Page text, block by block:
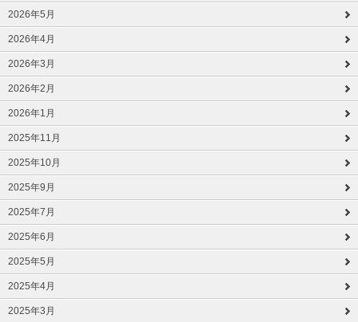
2026年5月
2026年4月
2026年3月
2026年2月
2026年1月
2025年11月
2025年10月
2025年9月
2025年7月
2025年6月
2025年5月
2025年4月
2025年3月